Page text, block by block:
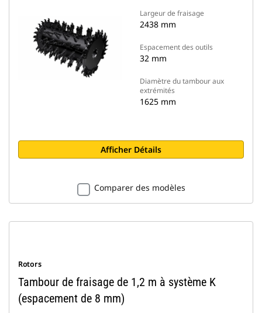
Largeur de fraisage
2438 mm
Espacement des outils
32 mm
Diamètre du tambour aux
extrémités
1625 mm
Afficher Détails
Comparer des modèles
Rotors
Tambour de fraisage de 1,2 m à système K
(espacement de 8 mm)